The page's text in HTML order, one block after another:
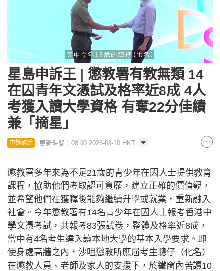
Unmute Loaded:
11.83%
星島申訴王 | 懲教署有教無類 14
在囚青年文憑試及格率近8成 4人
考獲入讀大學資格 有奪22分佳績
兼「摘星」
申訴熱話 更新時間：08:00 2026-08-10 HKT
懲教署多年來為不足21歲的青少年在囚人士提供教育
課程，協助他們考取認可資歷，建立正確的價值觀，
並希望他們在獲釋後能夠繼續升學或就業，重新融入
社會。今年懲教署有14名青少年在囚人士報考香港中
學文憑考試，共報考83張試卷，整體及格率近8成，
當中有4名考生達入讀本地大學的基本入學要求。即
使身處高牆之內，沙咀懲教所應屆考生聰仔（化名）
在懲教人員、老師及家人的支援下，於鐵窗內苦讀10